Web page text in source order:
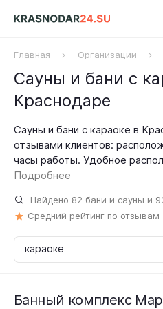
Главная Организации
Сауны и бани с
Краснодаре
Сауны и бани с караоке в
отзывами клиентов:
часы работы. Удобное
Подробнее
Найдено 82 бани и сауны и
Средний рейтинг по отзывам
Банный комплекс